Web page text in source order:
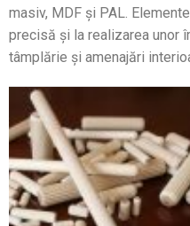
masiv, MDF și PAL.
precisă și la realizarea unor
tâmplărie și amenajări